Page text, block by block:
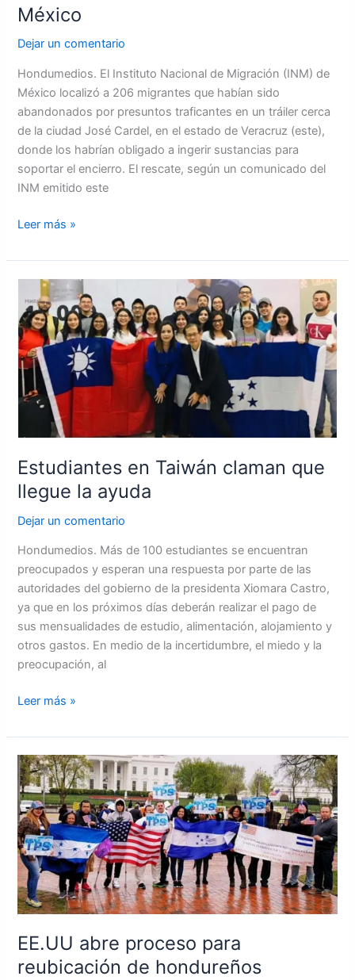
México
Dejar un comentario
Hondumedios. El Instituto Nacional de Migración (INM) de
México localizó a 206 migrantes que habían sido
abandonados por presuntos traficantes en un tráiler cerca
de la ciudad José Cardel, en el estado de Veracruz (este),
donde los habrían obligado a ingerir sustancias para
soportar el encierro. El rescate, según un comunicado del
INM emitido este
Leer más »
Estudiantes en Taiwán claman que
llegue la ayuda
Dejar un comentario
Hondumedios. Más de 100 estudiantes se encuentran
preocupados y esperan una respuesta por parte de las
autoridades del gobierno de la presidenta Xiomara Castro,
ya que en los próximos días deberán realizar el pago de
sus mensualidades de estudio, alimentación, alojamiento y
otros gastos. En medio de la incertidumbre, el miedo y la
preocupación, al
Estudiantes
en
Taiwán
claman
que
llegue
la
Leer más »
EE.UU abre proceso para
reubicación de hondureños
EE.UU
abre
proceso
para
reubicación
de
hondureños